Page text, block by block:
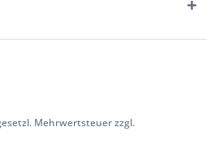
Mehrwertsteuer zzgl.